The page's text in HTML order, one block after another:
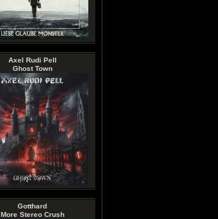
Axel Rudi Pell
Ghost Town
Gotthard
More Stereo Crush